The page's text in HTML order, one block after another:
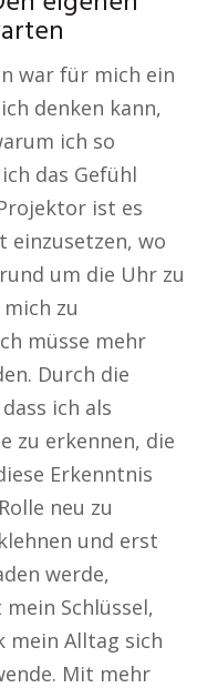
war für mich ein
denken kann,
ich so
das Gefühl
ist es
einzusetzen, wo
um die Uhr zu
zu
müsse mehr
Durch die
ich als
zu erkennen, die
Erkenntnis
neu zu
und erst
werde,
Schlüssel,
mein Alltag sich
Mit mehr